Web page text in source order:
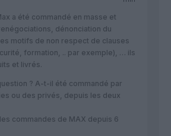
a été commandé en masse et
dénonciation du
motifs de non respect de clauses
formation, .. par exemple), … ils
et livrés.
? A-t-il été commandé par
ou des privés, depuis les deux
commandes de MAX depuis 6